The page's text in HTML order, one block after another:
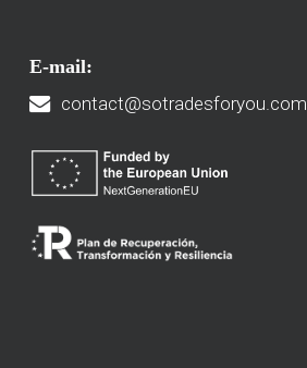
E-mail:
contact@sotradesforyou.com